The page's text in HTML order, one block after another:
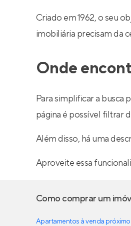
Criado em 1962, o seu
imobiliária precisam da
Onde
Para simplificar a busca
página é possível filtrar
Além disso, há uma
Aproveite essa
Como comprar um
Apartamentos à venda